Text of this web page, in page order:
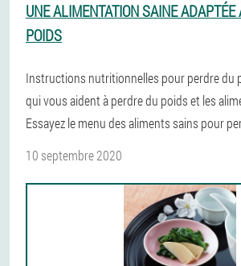
UNE ALIMENTATION SAINE
POIDS
Instructions nutritionnelles pour perdre du
qui vous aident à perdre du poids et les
Essayez le menu des aliments sains pour
10 septembre 2020